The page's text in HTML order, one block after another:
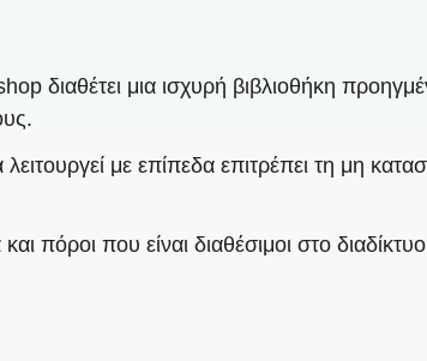
διαθέτει μια ισχυρή βιβλιοθήκη
με επίπεδα επιτρέπει τη μη
πόροι που είναι διαθέσιμοι στο